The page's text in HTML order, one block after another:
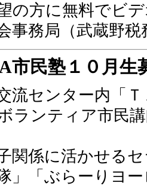
の方に無料でビ
事務局（武蔵野
市民塾１０月生
流センター内「Ｔ
ランティア市民
関係に活かせる
」「ぶらーりヨ